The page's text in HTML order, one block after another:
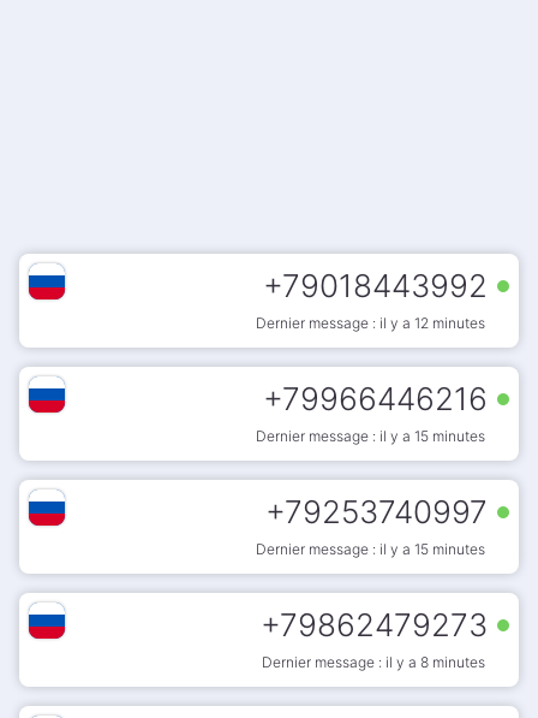
+79018443992
Dernier message : il y a 12 minutes
+79966446216
Dernier message : il y a 15 minutes
+79253740997
Dernier message : il y a 15 minutes
+79862479273
Dernier message : il y a 8 minutes